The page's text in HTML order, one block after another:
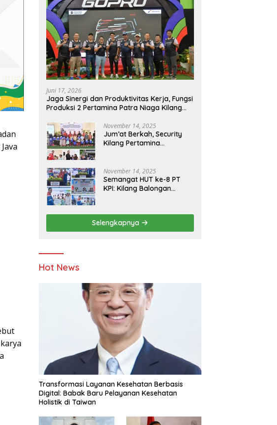
Juni 17, 2026
Jaga Sinergi dan Produktivitas Kerja, Fungsi
Produksi 2 Pertamina Patra Niaga Kilang
November 14, 2025
Jum’at Berkah, Security
Kilang Pertamina
November 14, 2025
Semangat HUT ke-8 PT
KPI: Kilang Balongan
Berbagi Bersama
Penyandang Disabilitas
dan Yayasan Pendidikan
Selengkapnya
Hot News
Transformasi Layanan Kesehatan Berbasis
Digital: Babak Baru Pelayanan Kesehatan
Holistik di Taiwan